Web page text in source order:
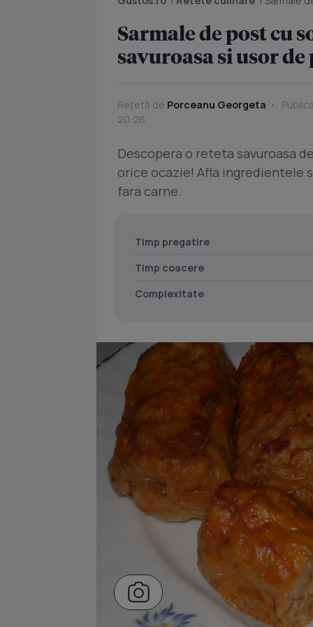
Sarmale de post cu
savuroasa si usor
Rețetă de Porceanu Georgeta
20:26
Descopera o reteta savuroasa
orice ocazie! Afla ingredientele
fara carne.
Timp pregatire
Timp coacere
Complexitate